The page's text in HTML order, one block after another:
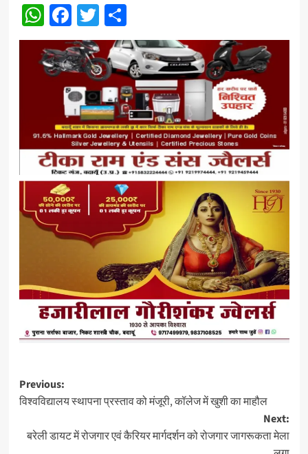
WhatsApp
Facebook
Twitter
Share
Post
navigation
Previous:
विश्वविद्यालय स्थापना प्रस्ताव को मंजूरी, कॉलेज में खुशी का माहौल
Next:
बरेली डायट में रोजगार एवं कैरियर मार्गदर्शन को रोजगार जागरूकता मेला